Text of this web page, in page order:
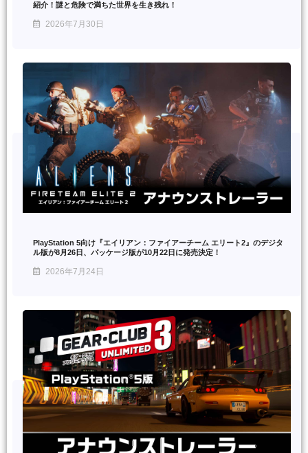
紹介！謎と危険で満ちた世界を生き残れ！
2026年7月30日
PlayStation 5向け『エイリアン：ファイアーチーム エリート2』のデジタ
ル版が8月26日、パッケージ版が10月22日に発売決定！
2026年7月24日